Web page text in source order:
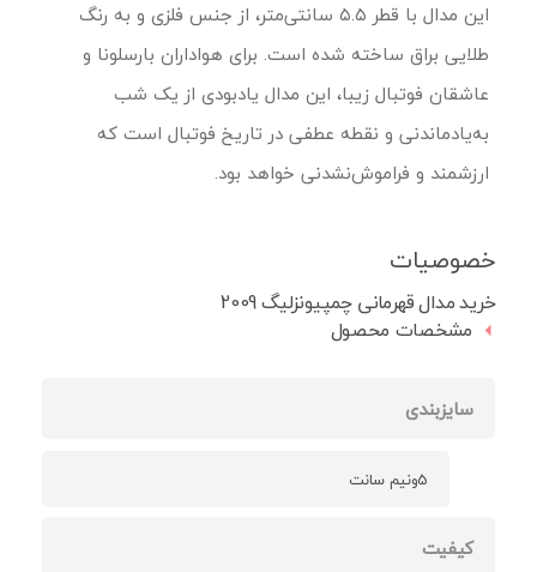
این مدال با قطر ۵.۵ سانتی‌متر، از جنس فلزی و به رنگ
طلایی براق ساخته شده است. برای هواداران بارسلونا و
عاشقان فوتبال زیبا، این مدال یادبودی از یک شب
به‌یادماندنی و نقطه عطفی در تاریخ فوتبال است که
ارزشمند و فراموش‌نشدنی خواهد بود.
خصوصیات
خرید مدال قهرمانی چمپیونزلیگ 2009
مشخصات محصول
سایزبندی
5ونیم سانت
کیفیت